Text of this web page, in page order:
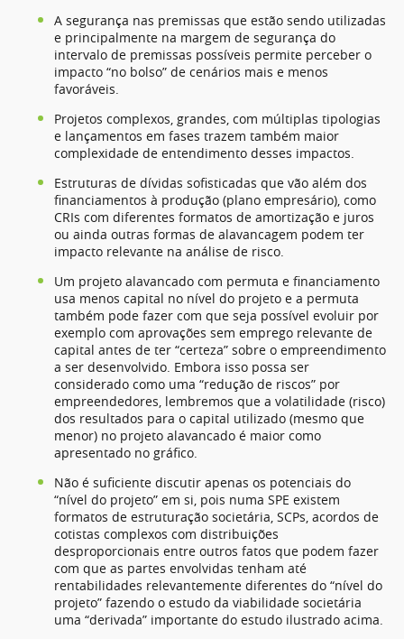
A segurança nas premissas que estão sendo utilizadas
e principalmente na margem de segurança do
intervalo de premissas possíveis permite perceber o
impacto “no bolso” de cenários mais e menos
favoráveis.
Projetos complexos, grandes, com múltiplas tipologias
e lançamentos em fases trazem também maior
complexidade de entendimento desses impactos.
Estruturas de dívidas sofisticadas que vão além dos
financiamentos à produção (plano empresário), como
CRIs com diferentes formatos de amortização e juros
ou ainda outras formas de alavancagem podem ter
impacto relevante na análise de risco.
Um projeto alavancado com permuta e financiamento
usa menos capital no nível do projeto e a permuta
também pode fazer com que seja possível evoluir por
exemplo com aprovações sem emprego relevante de
capital antes de ter “certeza” sobre o empreendimento
a ser desenvolvido. Embora isso possa ser
considerado como uma “redução de riscos” por
empreendedores, lembremos que a volatilidade (risco)
dos resultados para o capital utilizado (mesmo que
menor) no projeto alavancado é maior como
apresentado no gráfico.
Não é suficiente discutir apenas os potenciais do
“nível do projeto” em si, pois numa SPE existem
formatos de estruturação societária, SCPs, acordos de
cotistas complexos com distribuições
desproporcionais entre outros fatos que podem fazer
com que as partes envolvidas tenham até
rentabilidades relevantemente diferentes do “nível do
projeto” fazendo o estudo da viabilidade societária
uma “derivada” importante do estudo ilustrado acima.